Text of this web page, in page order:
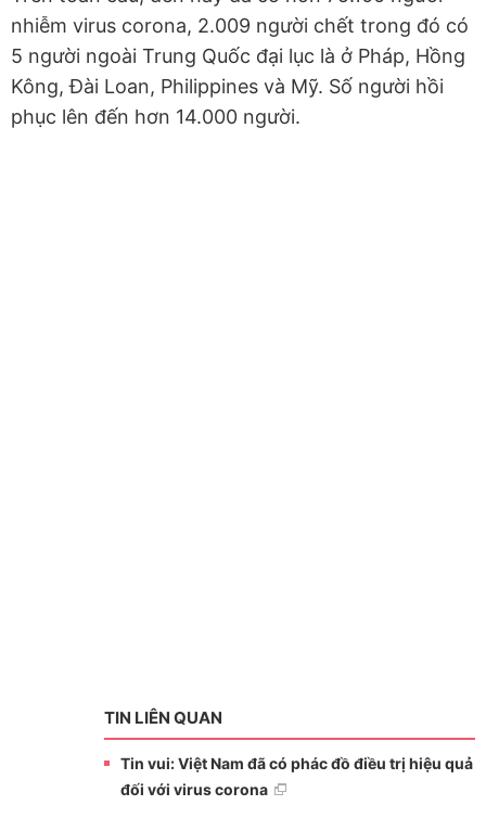
nhiễm virus corona, 2.009 người chết trong đó có
5 người ngoài Trung Quốc đại lục là ở Pháp, Hồng
Kông, Đài Loan, Philippines và Mỹ. Số người hồi
phục lên đến hơn 14.000 người.
TIN LIÊN QUAN
Tin vui: Việt Nam đã có phác đồ điều trị hiệu quả
đối với virus corona